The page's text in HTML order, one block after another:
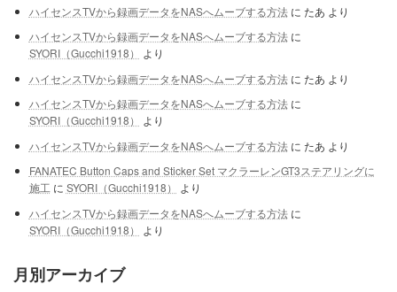
ハイセンスTVから録画データをNASへムーブする方法に たあ より
ハイセンスTVから録画データをNASへムーブする方法に
SYORI（Gucchi1918）
より
ハイセンスTVから録画データをNASへムーブする方法に たあ より
ハイセンスTVから録画データをNASへムーブする方法に
SYORI（Gucchi1918）
より
ハイセンスTVから録画データをNASへムーブする方法に たあ より
FANATEC Button Caps and Sticker Set マクラーレンGT3ステアリングに
施工に SYORI（Gucchi1918）
より
ハイセンスTVから録画データをNASへムーブする方法に
SYORI（Gucchi1918）
より
月別アーカイブ